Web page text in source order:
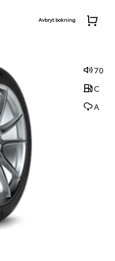
Avbryt bokning
70
C
A